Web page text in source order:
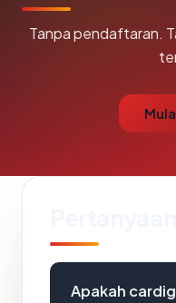
Tanpa pendaftaran.
Apakah